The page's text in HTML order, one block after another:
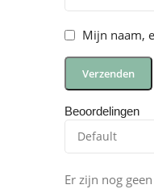
Beoordelingen
Er zijn nog
Mijn naam,